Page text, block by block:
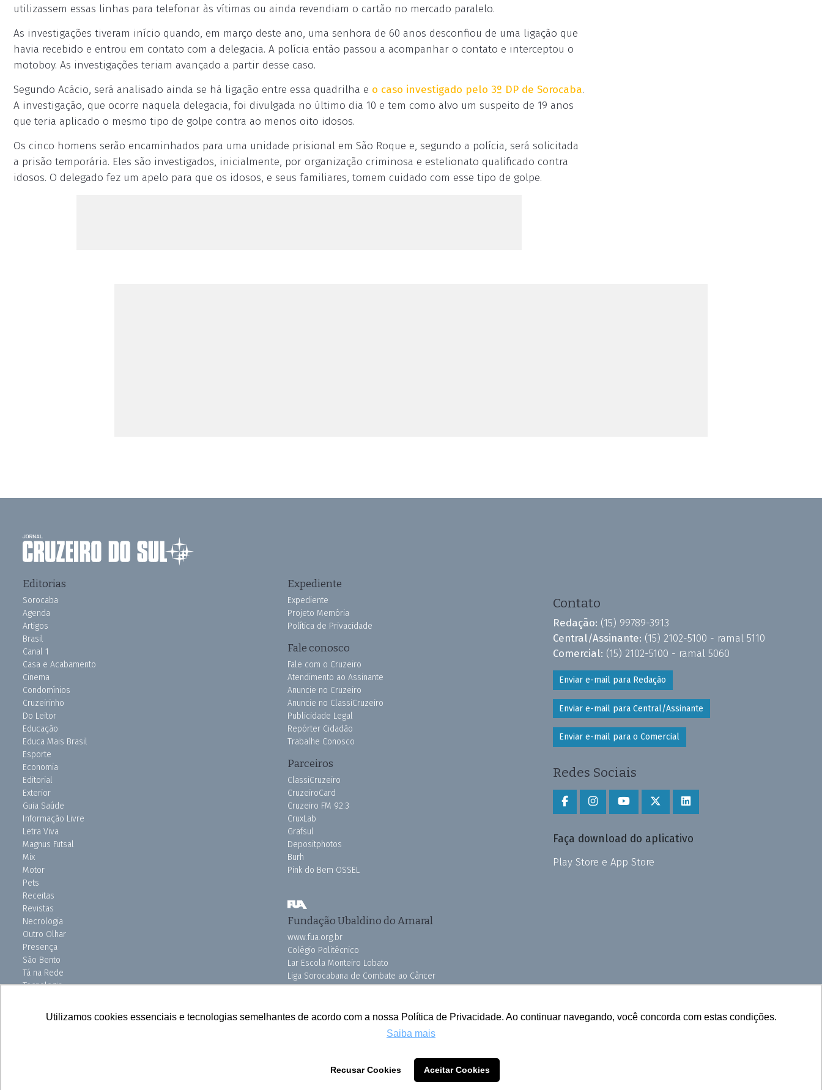
Utilizamos cookies essenciais e tecnologias semelhantes de acordo com a nossa Política de Privacidade. Ao continuar navegando, você concorda com estas condições.
Saiba mais
Recusar Cookies Aceitar Cookies
utilizassem essas linhas para telefonar às vítimas ou ainda revendiam o cartão no mercado paralelo.
As investigações tiveram início quando, em março deste ano, uma senhora de 60 anos desconfiou de uma ligação que
havia recebido e entrou em contato com a delegacia. A polícia então passou a acompanhar o contato e interceptou o
motoboy. As investigações teriam avançado a partir desse caso.
Segundo Acácio, será analisado ainda se há ligação entre essa quadrilha e o caso investigado pelo 3º DP de Sorocaba.
A investigação, que ocorre naquela delegacia, foi divulgada no último dia 10 e tem como alvo um suspeito de 19 anos
que teria aplicado o mesmo tipo de golpe contra ao menos oito idosos.
Os cinco homens serão encaminhados para uma unidade prisional em São Roque e, segundo a polícia, será solicitada
a prisão temporária. Eles são investigados, inicialmente, por organização criminosa e estelionato qualificado contra
idosos. O delegado fez um apelo para que os idosos, e seus familiares, tomem cuidado com esse tipo de golpe.
Editorias
Sorocaba
Agenda
Artigos
Brasil
Canal 1
Casa e Acabamento
Cinema
Condomínios
Cruzeirinho
Do Leitor
Educação
Educa Mais Brasil
Esporte
Economia
Editorial
Exterior
Guia Saúde
Informação Livre
Letra Viva
Magnus Futsal
Mix
Motor
Pets
Receitas
Revistas
Necrologia
Outro Olhar
Presença
São Bento
Tá na Rede
Tecnologia
Uniso Ciência
Expediente
Expediente
Projeto Memória
Política de Privacidade
Fale conosco
Fale com o Cruzeiro
Atendimento ao Assinante
Anuncie no Cruzeiro
Anuncie no ClassiCruzeiro
Publicidade Legal
Repórter Cidadão
Trabalhe Conosco
Parceiros
ClassiCruzeiro
CruzeiroCard
Cruzeiro FM 92.3
CruxLab
Grafsul
Depositphotos
Burh
Pink do Bem OSSEL
Fundação Ubaldino do Amaral
www.fua.org.br
Colégio Politécnico
Lar Escola Monteiro Lobato
Liga Sorocabana de Combate ao Câncer
Vila dos Velhinhos
Contato
Redação: (15) 99789-3913
Central/Assinante: (15) 2102-5100 - ramal 5110
Comercial: (15) 2102-5100 - ramal 5060
Enviar e-mail para Redação
Enviar e-mail para Central/Assinante
Enviar e-mail para o Comercial
Redes Sociais
Faça download do aplicativo
Play Store e App Store
Todos os direitos reservados © 2025 Cruzeiro do Sul